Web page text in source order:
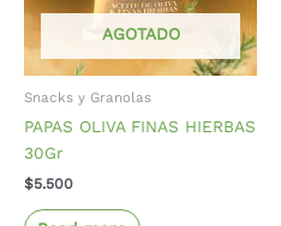
AGOTADO
Snacks y Granolas
PAPAS OLIVA FINAS HIERBAS
30Gr
$5.500